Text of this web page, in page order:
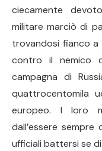
ciecamente
militare marciò di
trovandosi fianco
contro il nemico
campagna di
quattrocentomila
europeo. I loro
dall’essere
ufficiali battersi se